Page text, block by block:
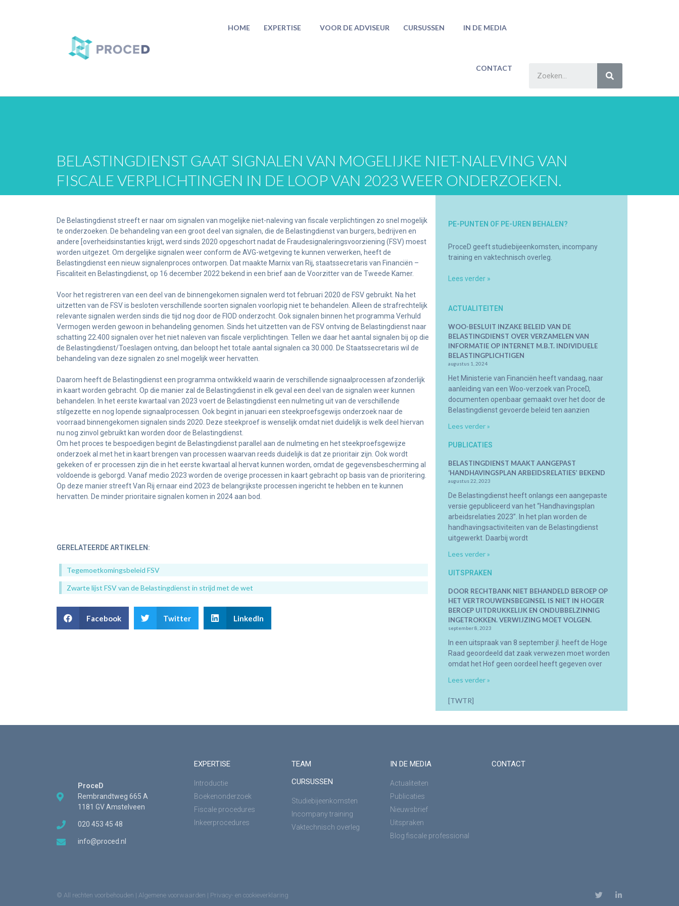
HOME EXPERTISE VOOR DE ADVISEUR CURSUSSEN IN DE MEDIA
CONTACT
BELASTINGDIENST GAAT SIGNALEN VAN MOGELIJKE NIET-NALEVING VAN
FISCALE VERPLICHTINGEN IN DE LOOP VAN 2023 WEER ONDERZOEKEN.
De Belastingdienst streeft er naar om signalen van mogelijke niet-naleving van fiscale verplichtingen zo snel mogelijk
te onderzoeken. De behandeling van een groot deel van signalen, die de Belastingdienst van burgers, bedrijven en
andere [overheidsinstanties krijgt, werd sinds 2020 opgeschort nadat de Fraudesignaleringsvoorziening (FSV) moest
worden uitgezet. Om dergelijke signalen weer conform de AVG-wetgeving te kunnen verwerken, heeft de
Belastingdienst een nieuw signalenproces ontworpen. Dat maakte Marnix van Rij, staatssecretaris van Financiën –
Fiscaliteit en Belastingdienst, op 16 december 2022 bekend in een brief aan de Voorzitter van de Tweede Kamer.
Voor het registreren van een deel van de binnengekomen signalen werd tot februari 2020 de FSV gebruikt. Na het
uitzetten van de FSV is besloten verschillende soorten signalen voorlopig niet te behandelen. Alleen de strafrechtelijk
relevante signalen werden sinds die tijd nog door de FIOD onderzocht. Ook signalen binnen het programma Verhuld
Vermogen werden gewoon in behandeling genomen. Sinds het uitzetten van de FSV ontving de Belastingdienst naar
schatting 22.400 signalen over het niet naleven van fiscale verplichtingen. Tellen we daar het aantal signalen bij op die
de Belastingdienst/Toeslagen ontving, dan beloopt het totale aantal signalen ca 30.000. De Staatssecretaris wil de
behandeling van deze signalen zo snel mogelijk weer hervatten.
Daarom heeft de Belastingdienst een programma ontwikkeld waarin de verschillende signaalprocessen afzonderlijk
in kaart worden gebracht. Op die manier zal de Belastingdienst in elk geval een deel van de signalen weer kunnen
behandelen. In het eerste kwartaal van 2023 voert de Belastingdienst een nulmeting uit van de verschillende
stilgezette en nog lopende signaalprocessen. Ook begint in januari een steekproefsgewijs onderzoek naar de
voorraad binnengekomen signalen sinds 2020. Deze steekproef is wenselijk omdat niet duidelijk is welk deel hiervan
nu nog zinvol gebruikt kan worden door de Belastingdienst.
Om het proces te bespoedigen begint de Belastingdienst parallel aan de nulmeting en het steekproefsgewijze
onderzoek al met het in kaart brengen van processen waarvan reeds duidelijk is dat ze prioritair zijn. Ook wordt
gekeken of er processen zijn die in het eerste kwartaal al hervat kunnen worden, omdat de gegevensbescherming al
voldoende is geborgd. Vanaf medio 2023 worden de overige processen in kaart gebracht op basis van de prioritering.
Op deze manier streeft Van Rij ernaar eind 2023 de belangrijkste processen ingericht te hebben en te kunnen
hervatten. De minder prioritaire signalen komen in 2024 aan bod.
GERELATEERDE ARTIKELEN:
Tegemoetkomingsbeleid FSV
Zwarte lijst FSV van de Belastingdienst in strijd met de wet
Facebook Twitter LinkedIn
PE-PUNTEN OF PE-UREN BEHALEN?
ProceD geeft studiebijeenkomsten, incompany
training en vaktechnisch overleg.
Lees verder »
ACTUALITEITEN
WOO-BESLUIT INZAKE BELEID VAN DE
BELASTINGDIENST OVER VERZAMELEN VAN
INFORMATIE OP INTERNET M.B.T. INDIVIDUELE
BELASTINGPLICHTIGEN
augustus 1, 2024
Het Ministerie van Financiën heeft vandaag, naar
aanleiding van een Woo-verzoek van ProceD,
documenten openbaar gemaakt over het door de
Belastingdienst gevoerde beleid ten aanzien
Lees verder »
PUBLICATIES
BELASTINGDIENST MAAKT AANGEPAST
‘HANDHAVINGSPLAN ARBEIDSRELATIES’ BEKEND
augustus 22, 2023
De Belastingdienst heeft onlangs een aangepaste
versie gepubliceerd van het “Handhavingsplan
arbeidsrelaties 2023”. In het plan worden de
handhavingsactiviteiten van de Belastingdienst
uitgewerkt. Daarbij wordt
Lees verder »
UITSPRAKEN
DOOR RECHTBANK NIET BEHANDELD BEROEP OP
HET VERTROUWENSBEGINSEL IS NIET IN HOGER
BEROEP UITDRUKKELIJK EN ONDUBBELZINNIG
INGETROKKEN. VERWIJZING MOET VOLGEN.
september 8, 2023
In een uitspraak van 8 september jl. heeft de Hoge
Raad geoordeeld dat zaak verwezen moet worden
omdat het Hof geen oordeel heeft gegeven over
Lees verder »
[TWTR]
ProceD
Rembrandtweg 665 A
1181 GV Amstelveen
020 453 45 48
info@proced.nl
EXPERTISE
Introductie
Boekenonderzoek
Fiscale procedures
Inkeerprocedures
TEAM
CURSUSSEN
Studiebijeenkomsten
Incompany training
Vaktechnisch overleg
IN DE MEDIA
Actualiteiten
Publicaties
Nieuwsbrief
Uitspraken
Blog fiscale professional
CONTACT
© All rechten voorbehouden | Algemene voorwaarden | Privacy- en cookieverklaring